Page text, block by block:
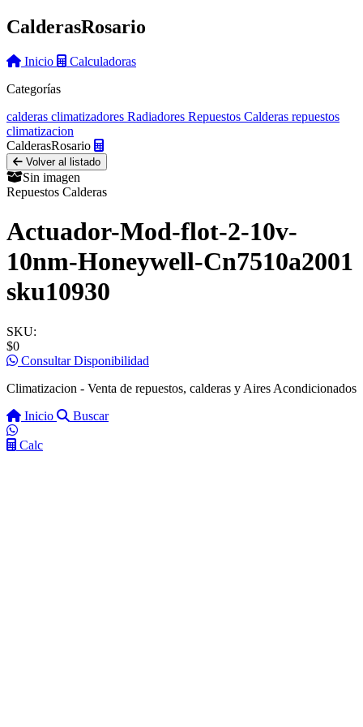
CalderasRosario
Inicio
Calculadoras
Categorías
calderas climatizadores Radiadores Repuestos Calderas repuestos
climatizacion
CalderasRosario
Volver al listado
Sin imagen
Repuestos Calderas
Actuador-Mod-flot-2-10v-
10nm-Honeywell-Cn7510a2001
sku10930
SKU:
$0
Consultar Disponibilidad
Climatizacion - Venta de repuestos, calderas y Aires Acondicionados
Inicio
Buscar
Calc